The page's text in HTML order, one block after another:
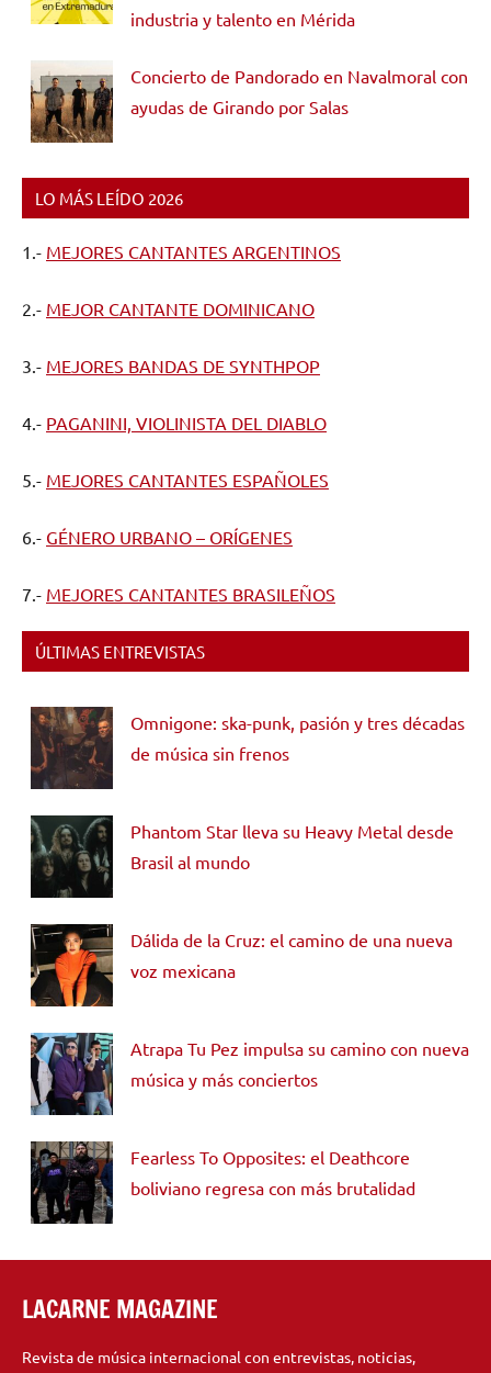
industria y talento en Mérida
Concierto de Pandorado en Navalmoral con
ayudas de Girando por Salas
LO MÁS LEÍDO 2026
1.- MEJORES CANTANTES ARGENTINOS
2.- MEJOR CANTANTE DOMINICANO
3.- MEJORES BANDAS DE SYNTHPOP
4.- PAGANINI, VIOLINISTA DEL DIABLO
5.- MEJORES CANTANTES ESPAÑOLES
6.- GÉNERO URBANO – ORÍGENES
7.- MEJORES CANTANTES BRASILEÑOS
ÚLTIMAS ENTREVISTAS
Omnigone: ska-punk, pasión y tres décadas
de música sin frenos
Phantom Star lleva su Heavy Metal desde
Brasil al mundo
Dálida de la Cruz: el camino de una nueva
voz mexicana
Atrapa Tu Pez impulsa su camino con nueva
música y más conciertos
Fearless To Opposites: el Deathcore
boliviano regresa con más brutalidad
LACARNE MAGAZINE
Revista de música internacional con entrevistas, noticias,